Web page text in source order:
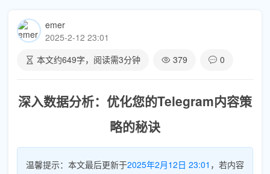
emer
2025-2-12 23:01
本文约649字，阅读需3分钟 379 0
深入数据分析：优化您的Telegram内容策
略的秘诀
温馨提示：本文最后更新于2025年2月12日 23:01 ，若内容